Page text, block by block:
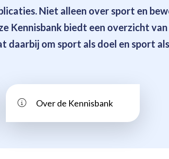
. Niet alleen over sport en
Kennisbank biedt een overzicht van
daarbij om sport als doel en sport
Over de Kennisbank